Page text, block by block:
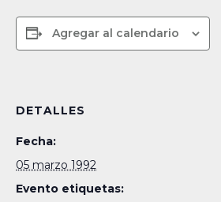
Agregar al calendario
DETALLES
Fecha:
05 marzo 1992
Evento etiquetas: